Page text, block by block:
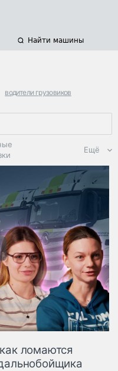
Найти машины
водители грузовиков
и
и
Ещё
ломаются